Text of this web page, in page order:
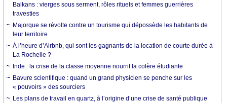
Balkans : vierges sous serment, rôles rituels et femmes guerrières
travesties
Majorque se révolte contre un tourisme qui dépossède les habitants de
leur territoire
À l’heure d’Airbnb, qui sont les gagnants de la location de courte durée à
La Rochelle ?
Inde : la crise de la classe moyenne nourrit la colère étudiante
Bavure scientifique : quand un grand physicien se penche sur les
« pouvoirs » des sourciers
Les plans de travail en quartz, à l’origine d’une crise de santé publique